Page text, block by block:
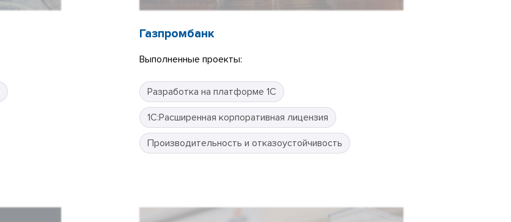
Газпромбанк
Выполненные проекты:
Разработка на платформе 1С
1С:Расширенная корпоративная лицензия
Производительность и отказоустойчивость